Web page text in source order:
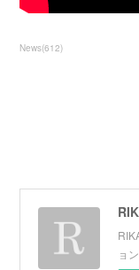
News(612)
ョ